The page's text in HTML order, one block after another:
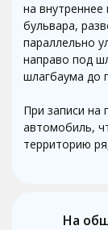
на
бульвара,
параллельно
направо под
шлагбаума до
При записи на
автомобиль,
территорию
На